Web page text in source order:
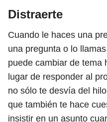
Distraerte
Cuando le haces una
una pregunta o lo
puede cambiar de tema
lugar de responder al
no sólo te desvía del
que también te hace
insistir en un asunto